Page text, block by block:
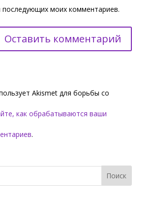
последующих моих комментариев.
Akismet для борьбы со
как обрабатываются ваши
.